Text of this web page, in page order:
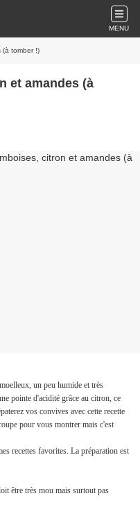
MENU
(à tomber !)
et amandes (à
un peu humide et très
pointe d'acidité grâce au citron, ce
vos convives avec cette recette
pour vous montrer mais c'est
recettes favorites. La préparation est
être très mou mais surtout pas